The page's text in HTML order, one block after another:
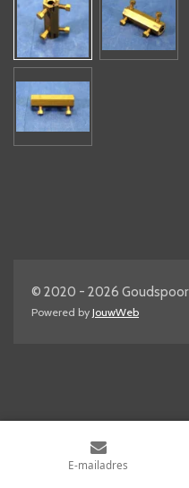
© 2020 - 2026 Goudspoor
Powered by JouwWeb
E-mailadres